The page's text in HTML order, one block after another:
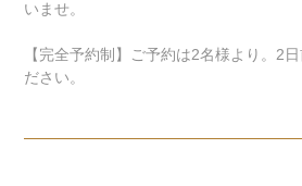
いませ。
【完全予約制】ご予約は2名様より。2
ださい。